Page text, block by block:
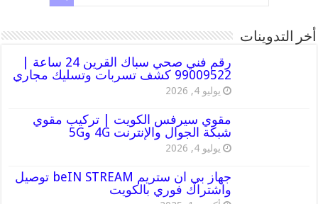
أخر التدوينات
رقم فني صحي سباك القرين 24 ساعة |
99009522 كشف تسربات وتسليك مجاري
يوليو 4, 2026
مقوي سيرفس الكويت | تركيب مقوي
شبكة الجوال والإنترنت 4G و5G
يوليو 4, 2026
جهاز بي ان ستريم beIN STREAM توصيل
واشتراك فوري بالكويت